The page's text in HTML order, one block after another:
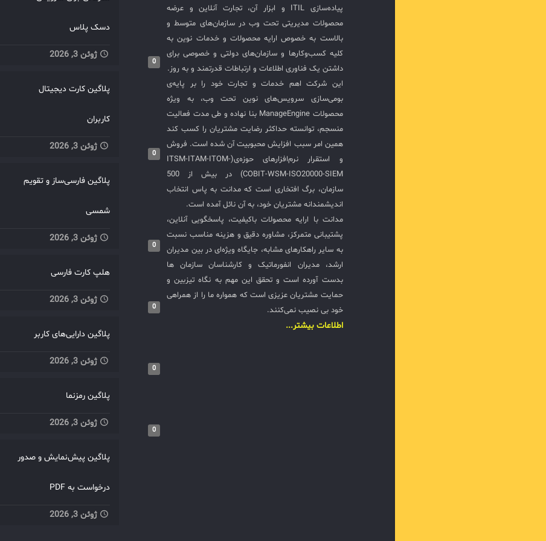
پیاده‌سازی ITIL و ابزار آن، تجارت آنلاین و عرضه
محصولات مدیریتی تحت وب در سازمان‌های متوسط و
بالاست به خصوص ارایه محصولات و خدمات نوین به
کلیه کسب‌وکارها و سازمان‌های دولتی و خصوصی برای
داشتن یک فناوری اطلاعات و ارتباطات قدرتمند و به روز.
این شرکت اهم خدمات و تجارت خود را بر پایه‌ی
بومی‌سازی سرویس‌های نوین تحت وب، به ویژه
محصولات ManageEngine بنا نهاده و طی مدت فعالیت
منسجم، توانسته حداکثر رضایت مشتریان را کسب کند
همین امر سبب افزایش محبوبیت آن شده است. فروش
و استقرار نرم‌افزارهای حوزه‌ی(ITSM-ITAM-ITOM-
COBIT-WSM-ISO20000-SIEM) در بیش از 500
سازمان، برگ افتخاری است که مدانت به پاس انتخاب
اندیشمندانه مشتریان خود، به آن نائل آمده است.
مدانت با ارایه محصولات باکیفیت، پاسخگویی آنلاین،
پشتیبانی متمرکز، مشاوره دقیق و هزینه مناسب نسبت
به سایر راهکارهای مشابه، جایگاه ویژه‌ای در بین مدیران
ارشد، مدیران انفورماتیک و کارشناسان سازمان ها
بدست آورده است و تحقق این مهم به نگاه تیزبین و
حمایت مشتریان عزیزی است که همواره ما را از همراهی
خود بی نصیب نمی‌کنند.
اطلاعات بیشتر...
دسک پلاس
ژوئن 3, 2026
0
پلاگین کارت دیجیتال
کاربران
ژوئن 3, 2026
0
پلاگین فارسی‌ساز و تقویم
شمسی
ژوئن 3, 2026
0
هلپ کارت فارسی
ژوئن 3, 2026
0
پلاگین دارایی‌های کاربر
ژوئن 3, 2026
0
پلاگین رمزنما
ژوئن 3, 2026
0
پلاگین پیش‌نمایش و صدور
درخواست به PDF
ژوئن 3, 2026